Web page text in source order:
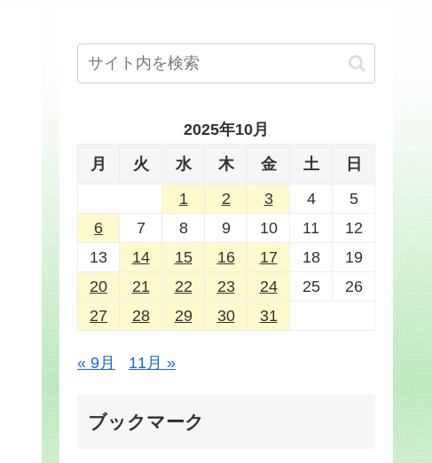
2025年10月
月
火 水 木 金 土
日
1
2 3 4
5
6
7 8 9 10 11
12
13
14 15 16 17 18
19
20
21 22 23 24 25
26
27
28 29 30 31
« 9月 11月 »
ブックマーク